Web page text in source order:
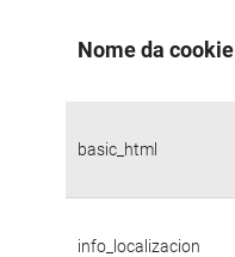
Nome da cookie
basic_html
info_localizacion